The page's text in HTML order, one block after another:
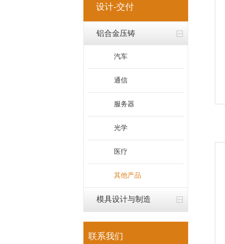
设计-交付
铝合金压铸
汽车
通信
服务器
光学
医疗
其他产品
模具设计与制造
联系我们